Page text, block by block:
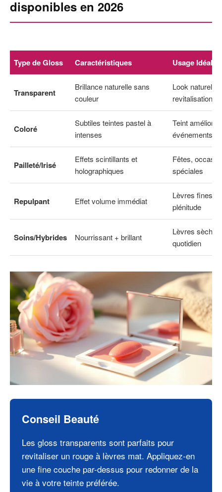
disponibles en 2026
Type de Gloss Caractéristiques Usage Idéal
Transparent
Brillance naturelle sans
couleur
Look naturel,
revitalisation
Coloré
Subtiles teintes pastel à
intenses
Teint amélioré,
événements
Pailleté/Irisé
Effets scintillants et
holographiques
Fêtes,
spéciales
Repulpant Effet volume immédiat
Lèvres fines,
plénitude
Soins/Hybrides Nourrissant + brillant
Lèvres
quotidien
Conseil Beauté
Les gloss transparents sont parfaits pour
revitaliser un rouge à lèvres mat. Appliquez-en
une fine couche par-dessus pour redonner de la
vie à votre teinte préférée.